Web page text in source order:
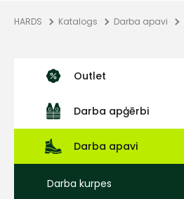
HARDS Katalogs Darba apavi
Outlet
Darba apģērbi
Darba apavi
Darba kurpes